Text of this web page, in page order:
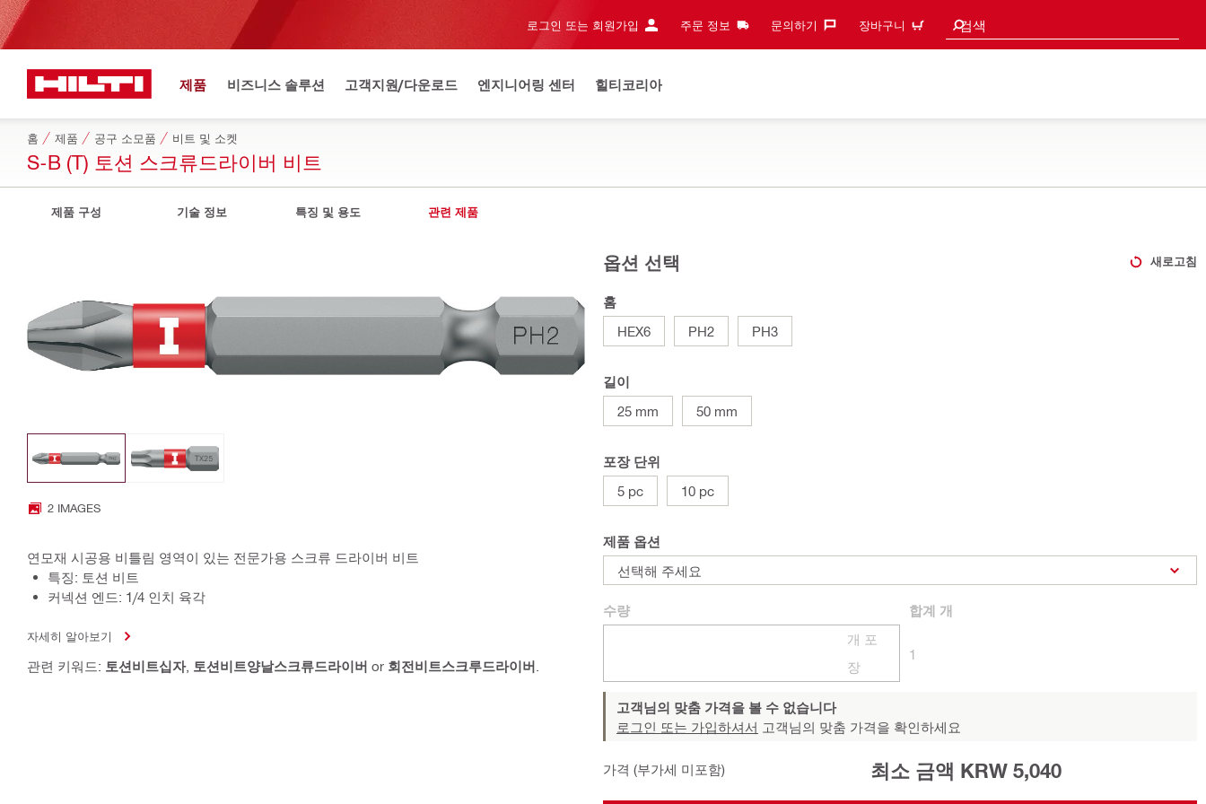
로그인 또는 회원가입 주문 정보 문의하기‎ 장바구니 검색
검색 추천
제품 비즈니스 솔루션 고객지원/다운로드 엔지니어링 센터 힐티코리아
홈 제품 공구 소모품 비트 및 소켓
S-B (T) 토션 스크류드라이버 비트
제품 구성 기술 정보 특징 및 용도 관련 제품
2 IMAGES
연모재 시공용 비틀림 영역이 있는 전문가용 스크류 드라이버 비트
특징: 토션 비트
커넥션 엔드: 1/4 인치 육각
자세히 알아보기
관련 키워드: 토션비트십자, 토션비트양날스크류드라이버 or 회전비트스크루드라이버
옵션 선택 새로고침
홈
HEX6
PH2 PH3
길이
25 mm
50 mm
포장 단위
5 pc
10 pc
제품 옵션
선택해 주세요
수량
개 포
장
합계 개
1
고객님의 맞춤 가격을 볼 수 없습니다
로그인 또는 가입하셔서 고객님의 맞춤 가격을 확인하세요
가격 (부가세 미포함) 최소 금액 KRW 5,040